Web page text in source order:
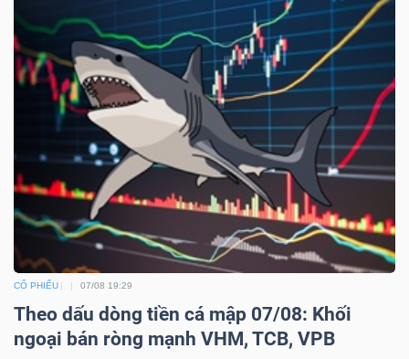
CỔ PHIẾU 07/08 19:29
Theo dấu dòng tiền cá mập 07/08: Khối
ngoại bán ròng mạnh VHM, TCB, VPB